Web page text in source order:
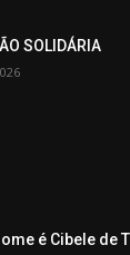
SOLIDÁRIA
é Cibele de